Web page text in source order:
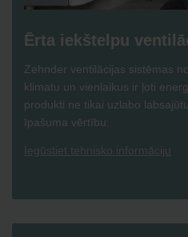
Ērta iekštelpu
Zehnder ventilācijas sistēmas
klimatu un vienlaikus ir ļoti
produkti ne tikai uzlabo
īpašuma vērtību.
Iegūstiet tehnisko informāciju